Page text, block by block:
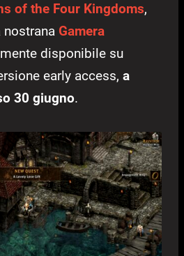
of the Four Kingdoms,
nostrana Gamera
disponibile su
early access, a
30 giugno.